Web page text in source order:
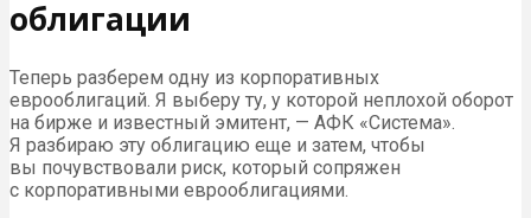
облигации
Теперь разберем одну из корпоративных
еврооблигаций. Я выберу ту, у которой неплохой оборот
на бирже и известный эмитент, — АФК «Система».
Я разбираю эту облигацию еще и затем, чтобы
вы почувствовали риск, который сопряжен
с корпоративными еврооблигациями.